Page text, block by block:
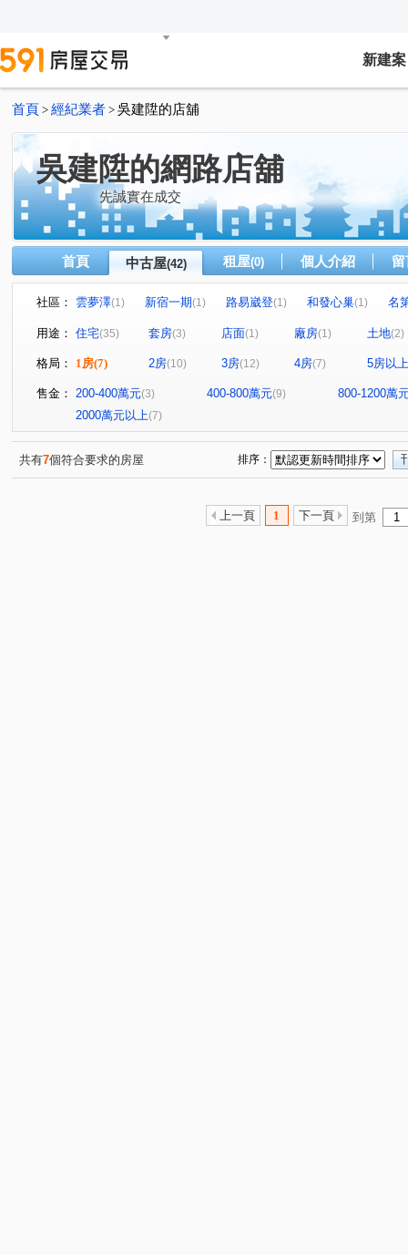
新建案
首頁 > 經紀業者 > 吳建陞的店舖
吳建陞的網路店舖
先誠實在成交
首頁 中古屋(42) 租屋(0) 個人介紹
社區： 雲夢澤(1) 新宿一期(1) 路易崴登(1) 和發心巢(1)
名
建國學苑
新潤幸福莊園(1) (1) 愛上杜拜 (1)
小富翁大學城
(1) 樂購市 (1) 歐悅NO.7(1) 臻愛加州(1)
天河大樓(1) 鴻築新巴黎(1) 新捷市 陸光五村EFG區
昭揚天賦(1) 銘傳學苑
環北路(1) 龍和二街(1) 龍城新村(1) 成章二街(1)
成
鳳吉一街(1) 長春五路(1) 領航南路二段(1)
永安路(1) 華隆街(1) 賦梅路(1) 民享街(1) 學十一街
復興路 (1) 三民路一段(1)
市
用途： 住宅(35) 套房(3) 店面(1) 廠房(1) 土地(2)
格局： 1房(7) 2房(10) 3房(12) 4房(7) 5房以上
售金： 200-400萬元(3) 400-800萬元(9)
800-1200萬
2000萬元以上(7)
共有7個符合要求的房屋 排序：
上一頁 1 下一頁 到第